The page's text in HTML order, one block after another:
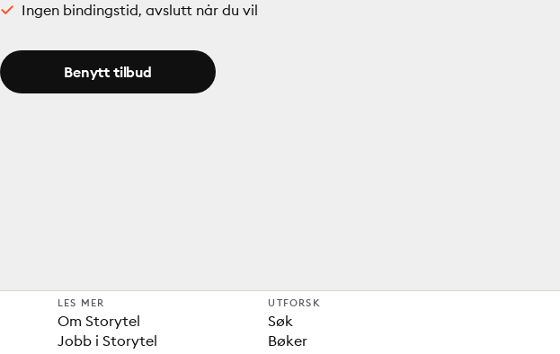
Ingen bindingstid, avslutt når du vil
Benytt tilbud
LES MER
Om Storytel
Jobb i Storytel
UTFORSK
Søk
Bøker